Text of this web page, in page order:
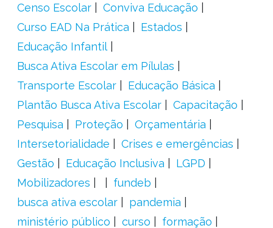
Censo Escolar
Conviva Educação
Curso EAD Na Prática
Estados
Educação Infantil
Busca Ativa Escolar em Pílulas
Transporte Escolar
Educação Básica
Plantão Busca Ativa Escolar
Capacitação
Pesquisa
Proteção
Orçamentária
Intersetorialidade
Crises e emergências
Gestão
Educação Inclusiva
LGPD
Mobilizadores
fundeb
busca ativa escolar
pandemia
ministério público
curso formação